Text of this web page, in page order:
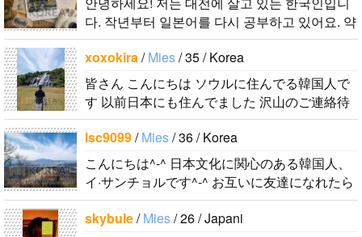
知りたいで
す。..
서로가 알고
있거나 추천
해주고 싶은
식당, 여행코
스등 서로에
게 유익한 정
보를 주고 받
을수 있는 친
구가 되..
ことは高校生
の時から興味
を持ちまし
好きなところ
は文化や食べ
物です。 特
に街の雰囲気
が..
어요 일본에
가면 좋은 곳
소개 시켜주
습니다 반대
로 한국에 오
시면 가이드
해 드릴..
から日本人の
友達を作りた
します..
/ 32 / Korea
初めまして！
韓国に住んで
います。 ​普
段は音楽を聴
くことや運動
が好きで、時
間がある時は
釣りに行くの
が本当に大好
きです。最近
はいい釣りス
다. 작년부터 일본어를 다시 공부하고 있어요. 약
간의 의사소통은 할 수 있는 수준이죠. 일본어공
부를 위해 일본드라마나 영화 애니메..
xoxokira/Mies/ 35 / Korea
皆さん こんにちは ソウルに住んでる韓国人で
す 以前日本にも住んでました 沢山のご連絡待
ってます！ どうぞよろしくお願いいたし..
lsc9099/Mies/ 36 / Korea
こんにちは^-^ 日本文化に関心のある韓国人、
イ·サンチョルです^-^ お互いに友達になれたら
いいなと思います^-^ どうぞよろしくお願いし
ます^..
skybule/Mies/ 26 / Japani